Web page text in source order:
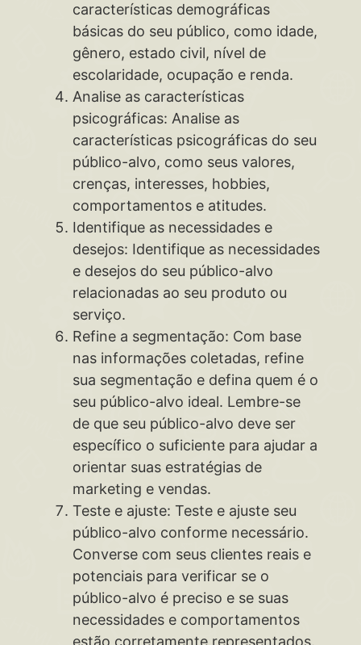
características demográficas
básicas do seu público, como idade,
gênero, estado civil, nível de
escolaridade, ocupação e renda.
Analise as características
psicográficas: Analise as
características psicográficas do seu
público-alvo, como seus valores,
crenças, interesses, hobbies,
comportamentos e atitudes.
Identifique as necessidades e
desejos: Identifique as necessidades
e desejos do seu público-alvo
relacionadas ao seu produto ou
serviço.
Refine a segmentação: Com base
nas informações coletadas, refine
sua segmentação e defina quem é o
seu público-alvo ideal. Lembre-se
de que seu público-alvo deve ser
específico o suficiente para ajudar a
orientar suas estratégias de
marketing e vendas.
Teste e ajuste: Teste e ajuste seu
público-alvo conforme necessário.
Converse com seus clientes reais e
potenciais para verificar se o
público-alvo é preciso e se suas
necessidades e comportamentos
estão corretamente representados.